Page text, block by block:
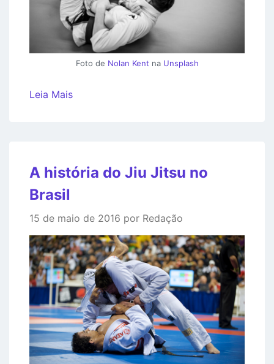
Foto de Nolan Kent na Unsplash
Leia Mais
A história do Jiu Jitsu no
Brasil
15 de maio de 2016 por Redação